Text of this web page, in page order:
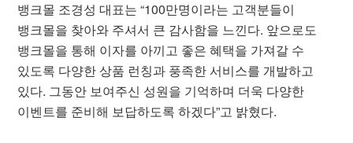
뱅크몰 조경성 대표는 “100만명이라는 고객분들이
뱅크몰을 찾아와 주셔서 큰 감사함을 느낀다. 앞으로도
뱅크몰을 통해 이자를 아끼고 좋은 혜택을 가져갈 수
있도록 다양한 상품 런칭과 풍족한 서비스를 개발하고
있다. 그동안 보여주신 성원을 기억하며 더욱 다양한
이벤트를 준비해 보답하도록 하겠다”고 밝혔다.